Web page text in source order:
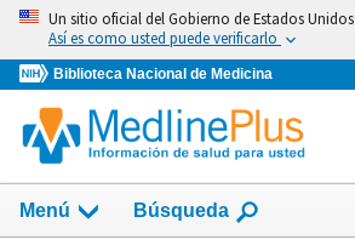
Omita
vaya
al
Contenido
Un sitio oficial del Gobierno de Estados Unidos
Así es como usted puede verificarlo
Biblioteca Nacional de Medicina
Menú Búsqueda